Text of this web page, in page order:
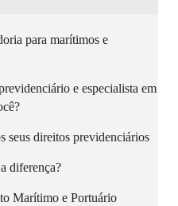
para marítimos e
e especialista em
seus direitos previdenciários
diferença?
Marítimo e Portuário